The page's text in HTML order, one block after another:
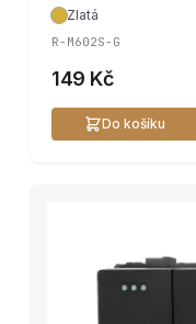
Zlatá
R-M602S-G
149 Kč
Do košíku